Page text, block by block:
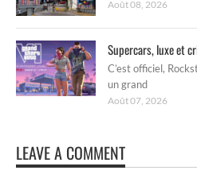
Août 08, 2026
Supercars, luxe et
C’est officiel,
un grand
Août 07, 2026
LEAVE A COMMENT